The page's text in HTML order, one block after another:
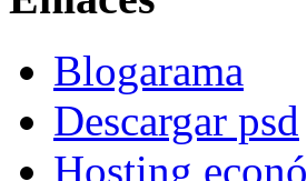
Blogarama
Descargar psd
Hosting